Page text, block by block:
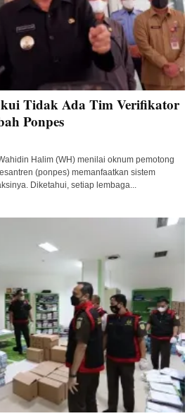
Tidak Ada Tim Verifikator
Ponpes
Halim (WH) menilai oknum pemotong
(ponpes) memanfaatkan sistem
Diketahui, setiap lembaga...